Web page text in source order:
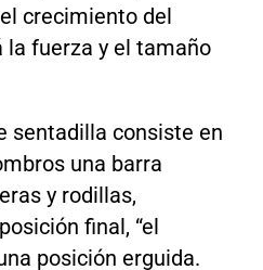
crecimiento del
la fuerza y el tamaño
sentadilla consiste en
una barra
y rodillas,
final, “el
posición erguida.